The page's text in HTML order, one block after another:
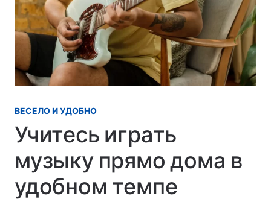
ВЕСЕЛО И УДОБНО
Учитесь играть
музыку прямо дома в
удобном темпе